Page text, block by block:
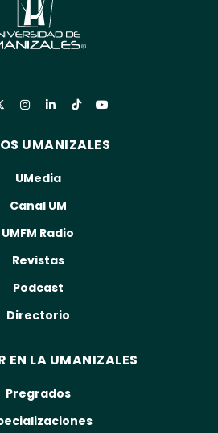
UMANIZALES
UMedia
Canal UM
UMFM Radio
Revistas
Podcast
Directorio
EN LA UMANIZALES
Pregrados